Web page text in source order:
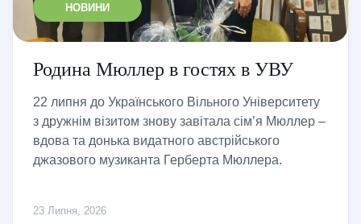
НОВИНИ
Родина Мюллер в гостях в УВУ
22 липня до Українського Вільного Університету
з дружнім візитом знову завітала сім’я Мюллер –
вдова та донька видатного австрійського
джазового музиканта Герберта Мюллера.
23 Липня, 2026